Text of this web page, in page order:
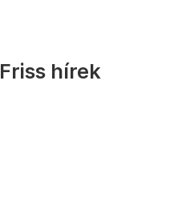
Friss hírek